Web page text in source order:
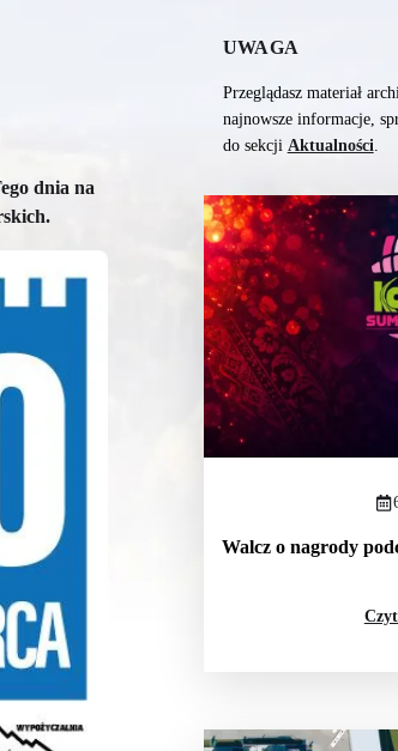
dnia na
UWAGA
Przeglądasz materiał
najnowsze informacje,
do sekcji Aktualności.
Walcz o nagrody